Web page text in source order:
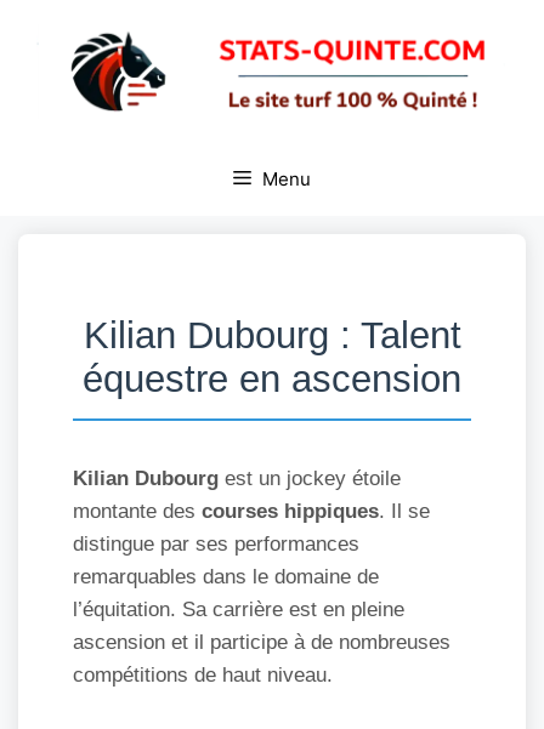
Menu
Kilian Dubourg : Talent
équestre en ascension
Kilian Dubourg est un jockey étoile
montante des courses hippiques. Il se
distingue par ses performances
remarquables dans le domaine de
l’équitation. Sa carrière est en pleine
ascension et il participe à de nombreuses
compétitions de haut niveau.